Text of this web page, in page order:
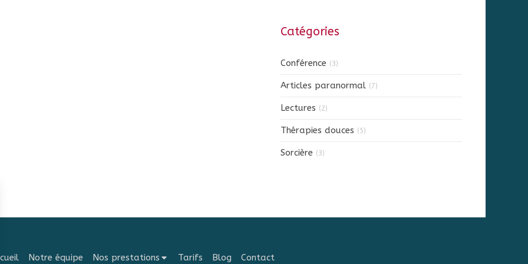
Catégories
Conférence (3)
Articles paranormal (7)
Lectures (2)
Thérapies douces (5)
Sorcière (3)
Notre équipe Nos prestations Tarifs Blog Contact